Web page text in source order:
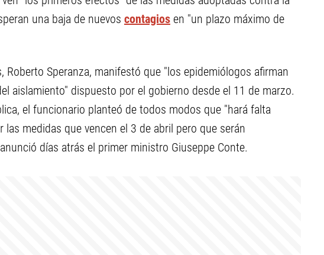
una baja de nuevos contagios en "un plazo máximo de
Roberto Speranza, manifestó que "los epidemiólogos afirman
aislamiento" dispuesto por el gobierno desde el 11 de marzo.
el funcionario planteó de todos modos que "hará falta
medidas que vencen el 3 de abril pero que serán
días atrás el primer ministro Giuseppe Conte.